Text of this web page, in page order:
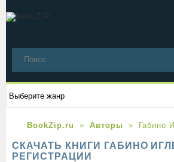
BookZip.ru Авторы Габино
СКАЧАТЬ КНИГИ ГАБИНО
РЕГИСТРАЦИИ